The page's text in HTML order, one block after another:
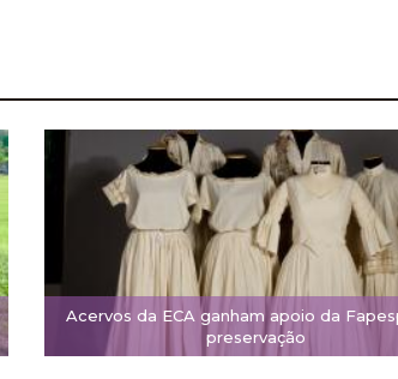
Acervos da ECA ganham apoio da
preservação